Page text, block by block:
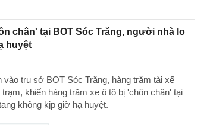
chân' tại BOT Sóc Trăng, người nhà lo
huyệt
vào trụ sở BOT Sóc Trăng, hàng trăm tài xế
khiến hàng trăm xe ô tô bị 'chôn chân' tại
không kịp giờ hạ huyệt.